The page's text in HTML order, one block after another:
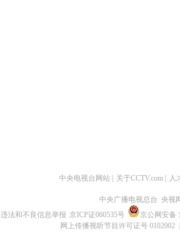
中央电视台网站 关于CCTV.com 人
中央广播电视总台 央视
违法和不良信息举报 京ICP证060535号
京公网安备
网上传播视听节目许可证号 0102002